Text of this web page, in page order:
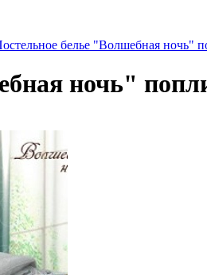
белье "Волшебная ночь"
ночь"